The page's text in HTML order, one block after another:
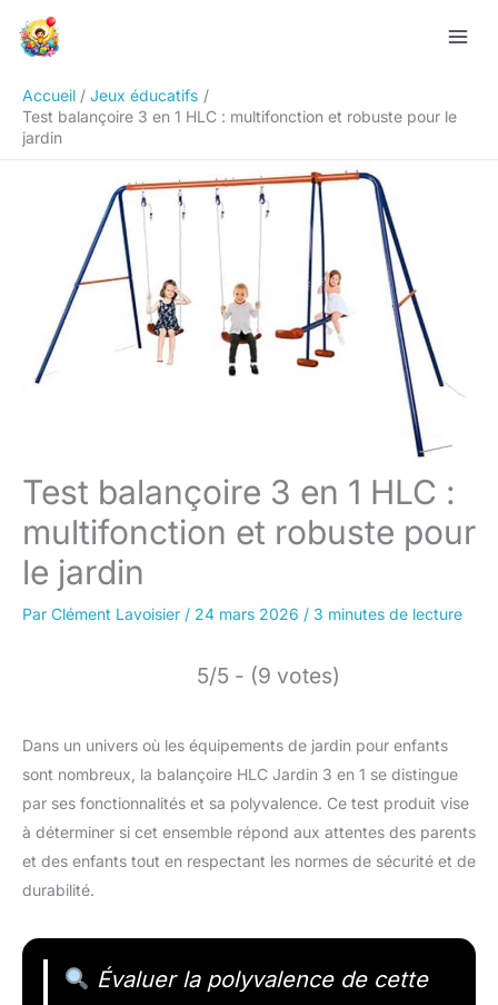
Accueil
Jeux éducatifs
Test balançoire 3 en 1 HLC : multifonction et robuste pour le
jardin
Test balançoire 3 en 1 HLC :
multifonction et robuste pour
le jardin
Par Clément Lavoisier / 24 mars 2026 / 3 minutes de lecture
5/5 - (9 votes)
Dans un univers où les équipements de jardin pour enfants
sont nombreux, la balançoire HLC Jardin 3 en 1 se distingue
par ses fonctionnalités et sa polyvalence. Ce test produit vise
à déterminer si cet ensemble répond aux attentes des parents
et des enfants tout en respectant les normes de sécurité et de
durabilité.
Évaluer la polyvalence de cette
Rechercher